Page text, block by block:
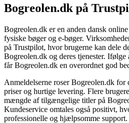
Bogreolen.dk på
Bogreolen.dk er en anden dansk
fysiske bøger og e-bøger.
på Trustpilot, hvor brugerne kan dele
Bogreolen.dk og deres tjenester. Ifølge
får Bogreolen.dk en overordnet god
Anmeldelserne roser Bogreolen.dk for
priser og hurtige levering. Flere
mængde af tilgængelige titler på
Kundeservice omtales også positivt,
professionelle og hjælpsomme support.